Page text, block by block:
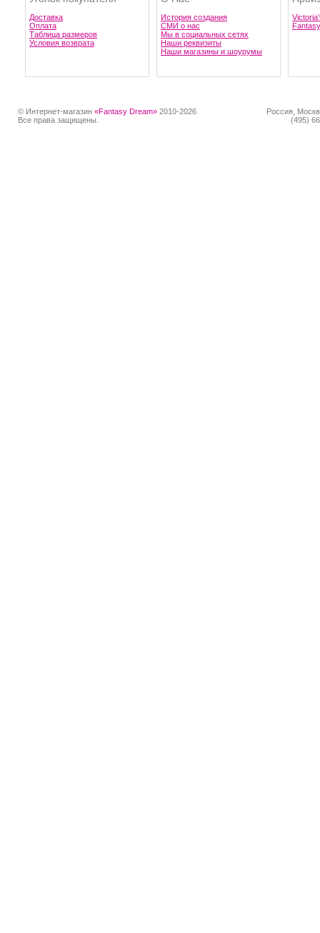
Доставка
Оплата
Таблица размеров
Условия возврата
История создания
СМИ о нас
Мы в социальных сетях
Наши реквизиты
Наши магазины и шоурумы
© Интернет-магазин «Fantasy Dream» 2010-2026
Все права защищены.
Россия,
(495)